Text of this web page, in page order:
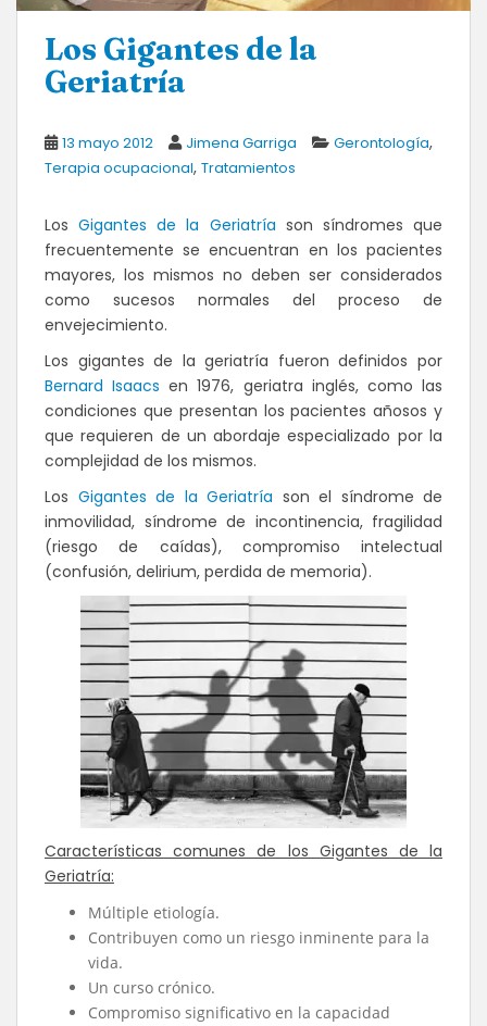
Los Gigantes de la
Geriatría
13 mayo 2012 Jimena Garriga Gerontología,
Terapia ocupacional, Tratamientos
LosGigantes de la Geriatría son síndromes que
frecuentemente se encuentran en los pacientes
mayores, los mismos no deben ser considerados
como sucesos normales del proceso de
envejecimiento.
Los gigantes de la geriatría fueron definidos por
Bernard Isaacsen 1976, geriatra inglés, como las
condiciones que presentan los pacientes añosos y
que requieren de un abordaje especializado por la
complejidad de los mismos.
Los Gigantes de la Geriatría son el síndrome de
inmovilidad, síndrome de incontinencia, fragilidad
(riesgo de caídas), compromiso intelectual
(confusión, delirium, perdida de memoria).
Características comunes de los Gigantes de la
Geriatría:
Múltiple etiología.
Contribuyen como un riesgo inminente para la
vida.
Un curso crónico.
Compromiso significativo en la capacidad